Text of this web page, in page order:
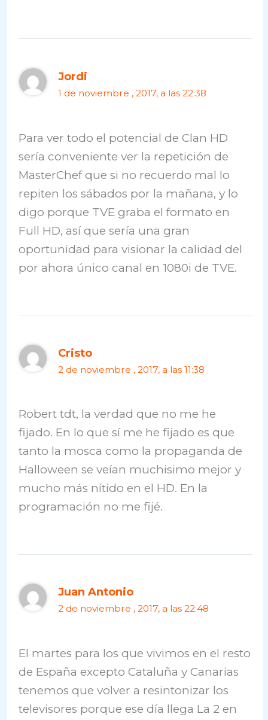
Jordi
1 de noviembre , 2017, a las 22:38
Para ver todo el potencial de Clan HD
sería conveniente ver la repetición de
MasterChef que si no recuerdo mal lo
repiten los sábados por la mañana, y lo
digo porque TVE graba el formato en
Full HD, así que sería una gran
oportunidad para visionar la calidad del
por ahora único canal en 1080i de TVE.
Cristo
2 de noviembre , 2017, a las 11:38
Robert tdt, la verdad que no me he
fijado. En lo que sí me he fijado es que
tanto la mosca como la propaganda de
Halloween se veían muchisimo mejor y
mucho más nítido en el HD. En la
programación no me fijé.
Juan Antonio
2 de noviembre , 2017, a las 22:48
El martes para los que vivimos en el resto
de España excepto Cataluña y Canarias
tenemos que volver a resintonizar los
televisores porque ese día llega La 2 en